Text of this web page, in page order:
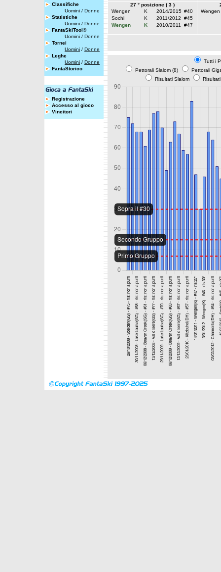
Classifiche
Uomini / Donne
Statistiche
Uomini / Donne
FantaSkiTool®
Uomini / Donne
Tornei
Uomini / Donne
Leghe
Uomini / Donne
FantaStorico
Registrazione
Accesso al gioco
Vincitori
27 ° posizione ( 3 )
Wengen
K 2014/2015 #40
Sochi
K 2011/2012
#45
Wengen
K 2010/2011 #47
Wengen
Tutti i
Pettorali Slalom (8)
Pettorali
Risultati Slalom